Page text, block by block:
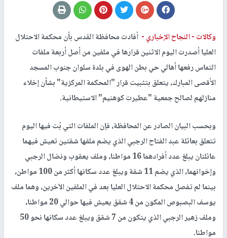
وكالات -النجاح الإخباري - أفادت محافظة القدس بأن محكمة الاحتلال
العليا أصدرت اليوم الاثنين قرارها في ملفين من أصل أربعة ملفات
التماس رفعها أهالي حي بطن الهوى في بلدة سلوان جنوب المسجد
الأقصى المبارك، يتعلق بتثبيت قرار "المحكمة المركزية" بشأن إخلاء
منازلهم لصالح جمعية "عطيرت كوهنيم" الاستيطانية.
وبحسب البيان الصادر عن المحافظة، فإن الملفات التي بُت فيها اليوم
تتعلق بعائلة عبد الفتاح الرجبي الذي يضم ملفها شقتين تعيش فيهما
عائلتان يبلغ عدد أفرادهما 16 مواطنا، وملف يعقوب ونضال الرجبي
وإخوانهما، الذي يضم 11 شقة ويبلغ عدد سكانها أكثر من 100 مواطن،
بينما لم تفصل محكمة الاحتلال العليا بعد في الملفين الآخرين، وهما ملف
يوسف البصبوص المكون من 4 شقق يعيش فيها حوالي 20 مواطنا،
وملف زهير الرجبي الذي يتكون من 7 شقق ويبلغ عدد سكانها نحو 50
مواطنا.